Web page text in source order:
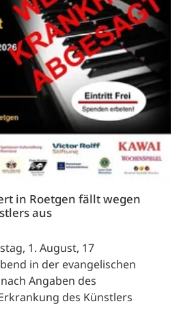
in Roetgen fällt wegen
aus
1. August, 17
in der evangelischen
Angaben des
des Künstlers